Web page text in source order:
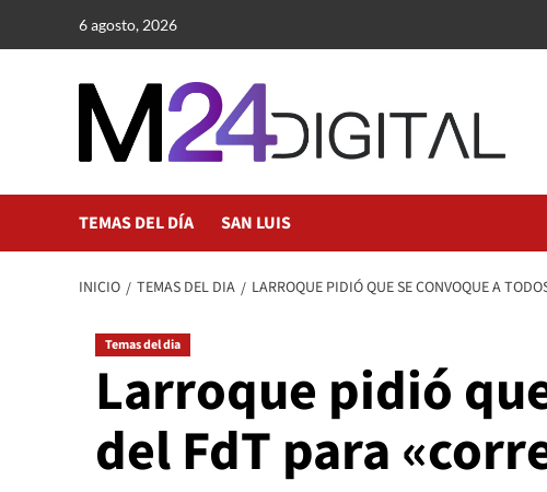
6 agosto, 2026
TEMAS DEL DÍA SAN LUIS
INICIO TEMAS DEL DIA LARROQUE PIDIÓ QUE SE CONVOQUE A
Temas del dia
Larroque pidió
del FdT para